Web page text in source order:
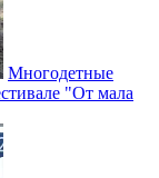
Многодетные
"От мала